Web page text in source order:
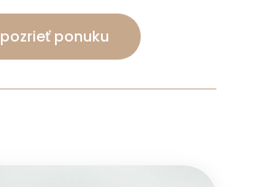
pozrieť ponuku